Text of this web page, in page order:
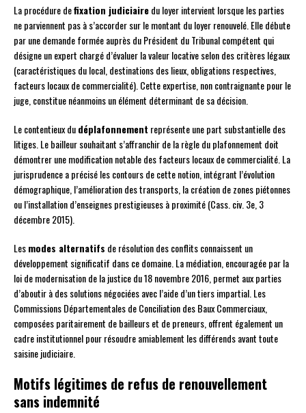
La procédure defixation judiciairedu loyer intervient lorsque les parties
ne parviennent pas à s’accorder sur le montant du loyer renouvelé. Elle débute
par une demande formée auprès du Président du Tribunal compétent qui
désigne un expert chargé d’évaluer la valeur locative selon des critères légaux
(caractéristiques du local, destinations des lieux, obligations respectives,
facteurs locaux de commercialité). Cette expertise, non contraignante pour le
juge, constitue néanmoins un élément déterminant de sa décision.
Le contentieux dudéplafonnement représente une part substantielle des
litiges. Le bailleur souhaitant s’affranchir de la règle du plafonnement doit
démontrer une modification notable des facteurs locaux de commercialité. La
jurisprudence a précisé les contours de cette notion, intégrant l’évolution
démographique, l’amélioration des transports, la création de zones piétonnes
ou l’installation d’enseignes prestigieuses à proximité (Cass. civ. 3e, 3
décembre 2015).
Lesmodes alternatifs de résolution des conflits connaissent un
développement significatif dans ce domaine. La médiation, encouragée par la
loi de modernisation de la justice du 18 novembre 2016, permet aux parties
d’aboutir à des solutions négociées avec l’aide d’un tiers impartial. Les
Commissions Départementales de Conciliation des Baux Commerciaux,
composées paritairement de bailleurs et de preneurs, offrent également un
cadre institutionnel pour résoudre amiablement les différends avant toute
saisine judiciaire.
Motifs légitimes de refus de renouvellement
sans indemnité